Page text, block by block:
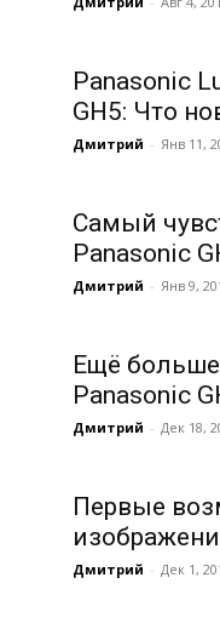
Panasonic
GH5: Что
Дмитрий - Янв 11,
Самый
Panasonic
Дмитрий - Янв 9,
Ещё
Panasonic
Дмитрий - Дек 18,
Первые
Дмитрий - Дек 1,